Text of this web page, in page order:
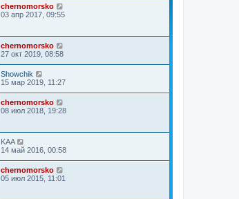
chernomorsko
03 апр 2017, 09:55
chernomorsko
27 окт 2019, 08:58
Showchik
15 мар 2019, 11:27
chernomorsko
08 июл 2018, 19:28
KAA
14 май 2016, 00:58
chernomorsko
05 июл 2015, 11:01